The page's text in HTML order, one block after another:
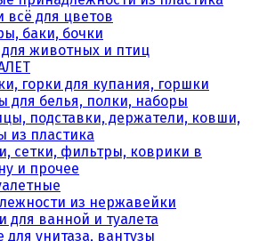
всё для цветов
баки, бочки
животных и птиц
горки для купания, горшки
для белья, полки, наборы
подставки, держатели, ковши,
из пластика
сетки, фильтры, коврики в
и прочее
из нержавейки
для ванной и туалета
для унитаза, вантузы